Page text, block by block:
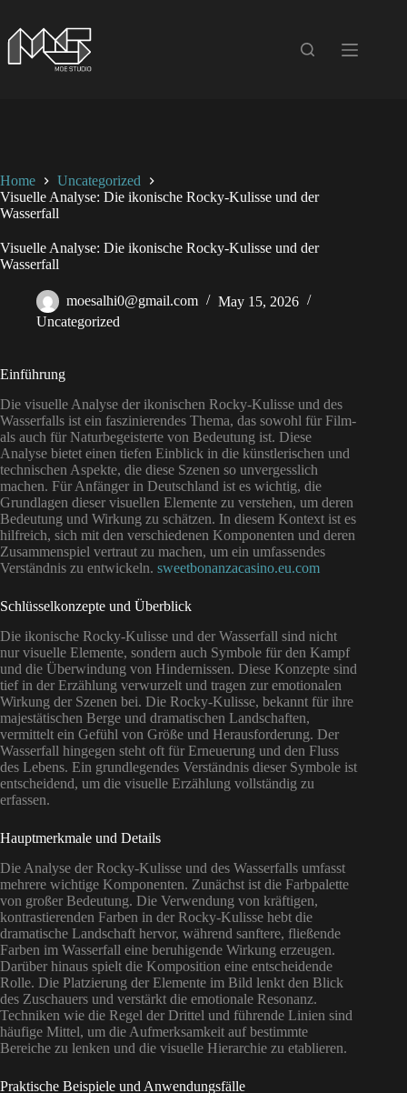
content
Home
Uncategorized
Visuelle Analyse: Die ikonische Rocky-Kulisse und der
Wasserfall
Visuelle Analyse: Die ikonische Rocky-Kulisse und der
Wasserfall
moesalhi0@gmail.com
May 15, 2026
Uncategorized
Einführung
Die visuelle Analyse der ikonischen Rocky-Kulisse und des
Wasserfalls ist ein faszinierendes Thema, das sowohl für Film-
als auch für Naturbegeisterte von Bedeutung ist. Diese
Analyse bietet einen tiefen Einblick in die künstlerischen und
technischen Aspekte, die diese Szenen so unvergesslich
machen. Für Anfänger in Deutschland ist es wichtig, die
Grundlagen dieser visuellen Elemente zu verstehen, um deren
Bedeutung und Wirkung zu schätzen. In diesem Kontext ist es
hilfreich, sich mit den verschiedenen Komponenten und deren
Zusammenspiel vertraut zu machen, um ein umfassendes
Verständnis zu entwickeln. sweetbonanzacasino.eu.com
Schlüsselkonzepte und Überblick
Die ikonische Rocky-Kulisse und der Wasserfall sind nicht
nur visuelle Elemente, sondern auch Symbole für den Kampf
und die Überwindung von Hindernissen. Diese Konzepte sind
tief in der Erzählung verwurzelt und tragen zur emotionalen
Wirkung der Szenen bei. Die Rocky-Kulisse, bekannt für ihre
majestätischen Berge und dramatischen Landschaften,
vermittelt ein Gefühl von Größe und Herausforderung. Der
Wasserfall hingegen steht oft für Erneuerung und den Fluss
des Lebens. Ein grundlegendes Verständnis dieser Symbole ist
entscheidend, um die visuelle Erzählung vollständig zu
erfassen.
Hauptmerkmale und Details
Die Analyse der Rocky-Kulisse und des Wasserfalls umfasst
mehrere wichtige Komponenten. Zunächst ist die Farbpalette
von großer Bedeutung. Die Verwendung von kräftigen,
kontrastierenden Farben in der Rocky-Kulisse hebt die
dramatische Landschaft hervor, während sanftere, fließende
Farben im Wasserfall eine beruhigende Wirkung erzeugen.
Darüber hinaus spielt die Komposition eine entscheidende
Rolle. Die Platzierung der Elemente im Bild lenkt den Blick
des Zuschauers und verstärkt die emotionale Resonanz.
Techniken wie die Regel der Drittel und führende Linien sind
häufige Mittel, um die Aufmerksamkeit auf bestimmte
Bereiche zu lenken und die visuelle Hierarchie zu etablieren.
Praktische Beispiele und Anwendungsfälle